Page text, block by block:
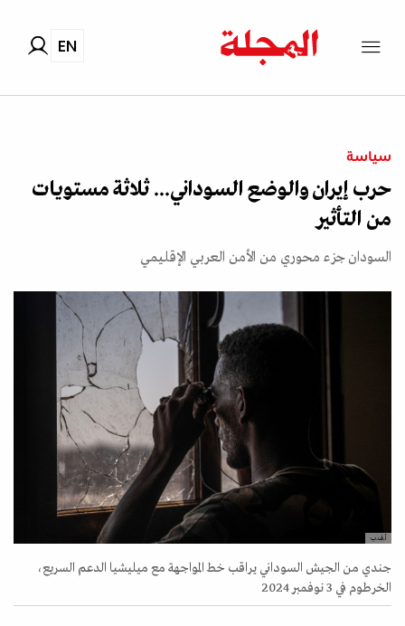
EN
سياسة
حرب إيران والوضع السوداني... ثلاثة مستويات
من التأثير
السودان جزء محوري من الأمن العربي الإقليمي
أ.ف.ب
جندي من الجيش السوداني يراقب خط المواجهة مع ميليشيا الدعم السريع،
الخرطوم في 3 نوفمبر 2024